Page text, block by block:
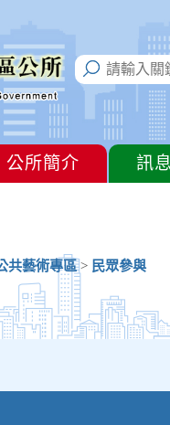
公所簡介 訊
共藝術專區> 民眾參與